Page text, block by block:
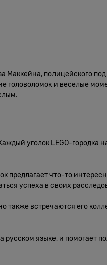
Маккейна, полицейского
головоломок и веселые
уголок LEGO-городка
предлагает что-то
успеха в своих
встречаются его
языке, и помогает